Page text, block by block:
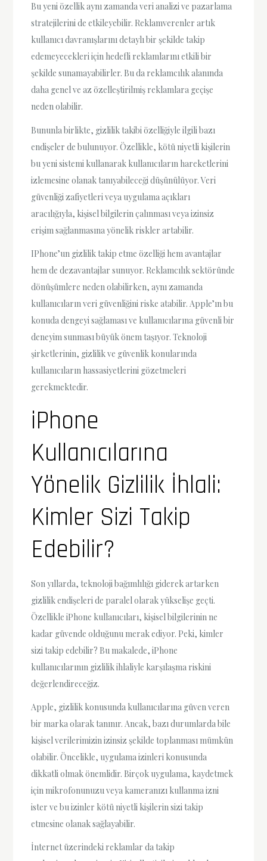
Bu yeni özellik aynı zamanda veri analizi ve pazarlama
stratejilerini de etkileyebilir. Reklamverenler artık
kullanıcı davranışlarını detaylı bir şekilde takip
edemeyecekleri için hedefli reklamlarını etkili bir
şekilde sunamayabilirler. Bu da reklamcılık alanında
daha genel ve az özelleştirilmiş reklamlara geçişe
neden olabilir.
Bununla birlikte, gizlilik takibi özelliğiyle ilgili bazı
endişeler de bulunuyor. Özellikle, kötü niyetli kişilerin
bu yeni sistemi kullanarak kullanıcıların hareketlerini
izlemesine olanak tanıyabileceği düşünülüyor. Veri
güvenliği zafiyetleri veya uygulama açıkları
aracılığıyla, kişisel bilgilerin çalınması veya izinsiz
erişim sağlanmasına yönelik riskler artabilir.
IPhone’un gizlilik takip etme özelliği hem avantajlar
hem de dezavantajlar sunuyor. Reklamcılık sektöründe
dönüşümlere neden olabilirken, aynı zamanda
kullanıcıların veri güvenliğini riske atabilir. Apple’ın bu
konuda dengeyi sağlaması ve kullanıcılarına güvenli bir
deneyim sunması büyük önem taşıyor. Teknoloji
şirketlerinin, gizlilik ve güvenlik konularında
kullanıcıların hassasiyetlerini gözetmeleri
gerekmektedir.
iPhone
Kullanıcılarına
Yönelik Gizlilik İhlali:
Kimler Sizi Takip
Edebilir?
Son yıllarda, teknoloji bağımlılığı giderek artarken
gizlilik endişeleri de paralel olarak yükselişe geçti.
Özellikle iPhone kullanıcıları, kişisel bilgilerinin ne
kadar güvende olduğunu merak ediyor. Peki, kimler
sizi takip edebilir? Bu makalede, iPhone
kullanıcılarının gizlilik ihlaliyle karşılaşma riskini
değerlendireceğiz.
Apple, gizlilik konusunda kullanıcılarına güven veren
bir marka olarak tanınır. Ancak, bazı durumlarda bile
kişisel verilerimizin izinsiz şekilde toplanması mümkün
olabilir. Öncelikle, uygulama izinleri konusunda
dikkatli olmak önemlidir. Birçok uygulama, kaydetmek
için mikrofonunuzu veya kameranızı kullanma izni
ister ve bu izinler kötü niyetli kişilerin sizi takip
etmesine olanak sağlayabilir.
İnternet üzerindeki reklamlar da takip